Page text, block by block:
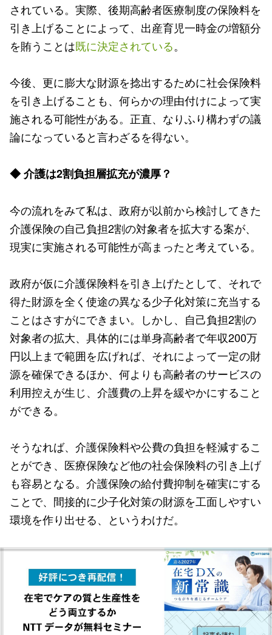
されている。実際、後期高齢者医療制度の保険料を
引き上げることによって、出産育児一時金の増額分
を賄うことは既に決定されている。
今後、更に膨大な財源を捻出するために社会保険料
を引き上げることも、何らかの理由付けによって実
施される可能性がある。正直、なりふり構わずの議
論になっていると言わざるを得ない。
◆ 介護は2割負担層拡充が濃厚？
今の流れをみて私は、政府が以前から検討してきた
介護保険の自己負担2割の対象者を拡大する案が、
現実に実施される可能性が高まったと考えている。
政府が仮に介護保険料を引き上げたとして、それで
得た財源を全く使途の異なる少子化対策に充当する
ことはさすがにできまい。しかし、自己負担2割の
対象者の拡大、具体的には単身高齢者で年収200万
円以上まで範囲を広げれば、それによって一定の財
源を確保できるほか、何よりも高齢者のサービスの
利用控えが生じ、介護費の上昇を緩やかにすること
ができる。
そうなれば、介護保険料や公費の負担を軽減するこ
とができ、医療保険など他の社会保険料の引き上げ
も容易となる。介護保険の給付費抑制を確実にする
ことで、間接的に少子化対策の財源を工面しやすい
環境を作り出せる、というわけだ。